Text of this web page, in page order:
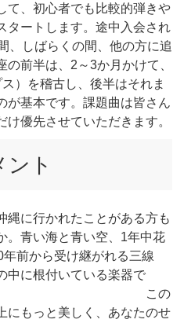
て、初心者でも比較的弾きや
タートします。途中入会され
、しばらくの間、他の方に追
前半は、2～3か月かけて、
）を稽古し、後半はそれま
が基本です。課題曲は皆さん
優先させていただきます。
ト
縄に行かれたことがある方も
。青い海と青い空、1年中花
前から受け継がれる三線
中に根付いている楽器で
この
にもっと美しく、あなたのせ